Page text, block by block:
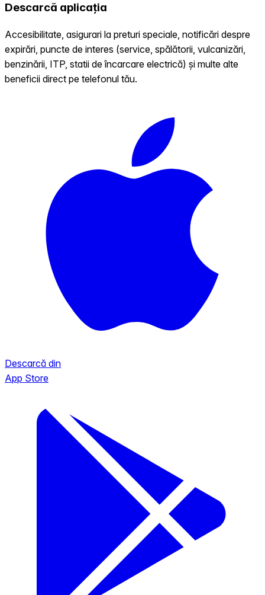
Descarcă aplicația
Accesibilitate, asigurari la preturi speciale, notificări despre
expirări, puncte de interes (service, spălătorii, vulcanizări,
benzinării, ITP, statii de încarcare electrică) și multe alte
beneficii direct pe telefonul tău.
Descarcă din
App Store